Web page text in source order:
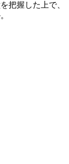
把握した上で、
実務